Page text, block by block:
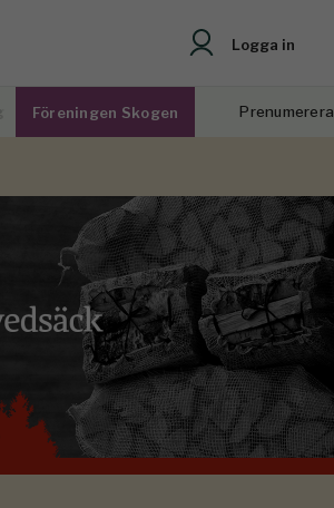
Logga in
Föreningen Skogen Prenumerera